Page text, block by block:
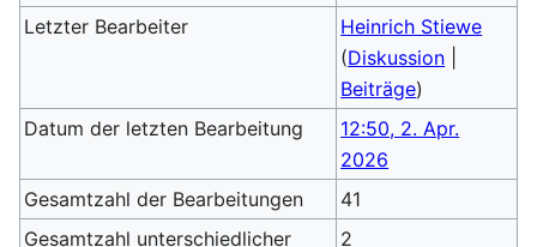
Letzter Bearbeiter
Heinrich Stiewe
(Diskussion
Beiträge)
Datum der letzten Bearbeitung
12:50, 2. Apr.
2026
Gesamtzahl der Bearbeitungen
41
Gesamtzahl unterschiedlicher
2